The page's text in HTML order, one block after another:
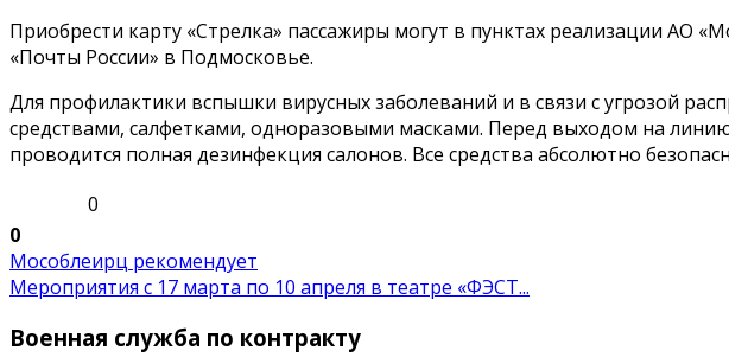
Приобрести карту «Стрелка» пассажиры могут в пунктах реализации АО
«Почты России» в Подмосковье.
Для профилактики вспышки вирусных заболеваний и в связи с угрозой
средствами, салфетками, одноразовыми масками. Перед выходом на
проводится полная дезинфекция салонов. Все средства абсолютно
0
0
Мособлеирц рекомендует
Мероприятия с 17 марта по 10 апреля в театре «ФЭСТ...
Военная служба по контракту